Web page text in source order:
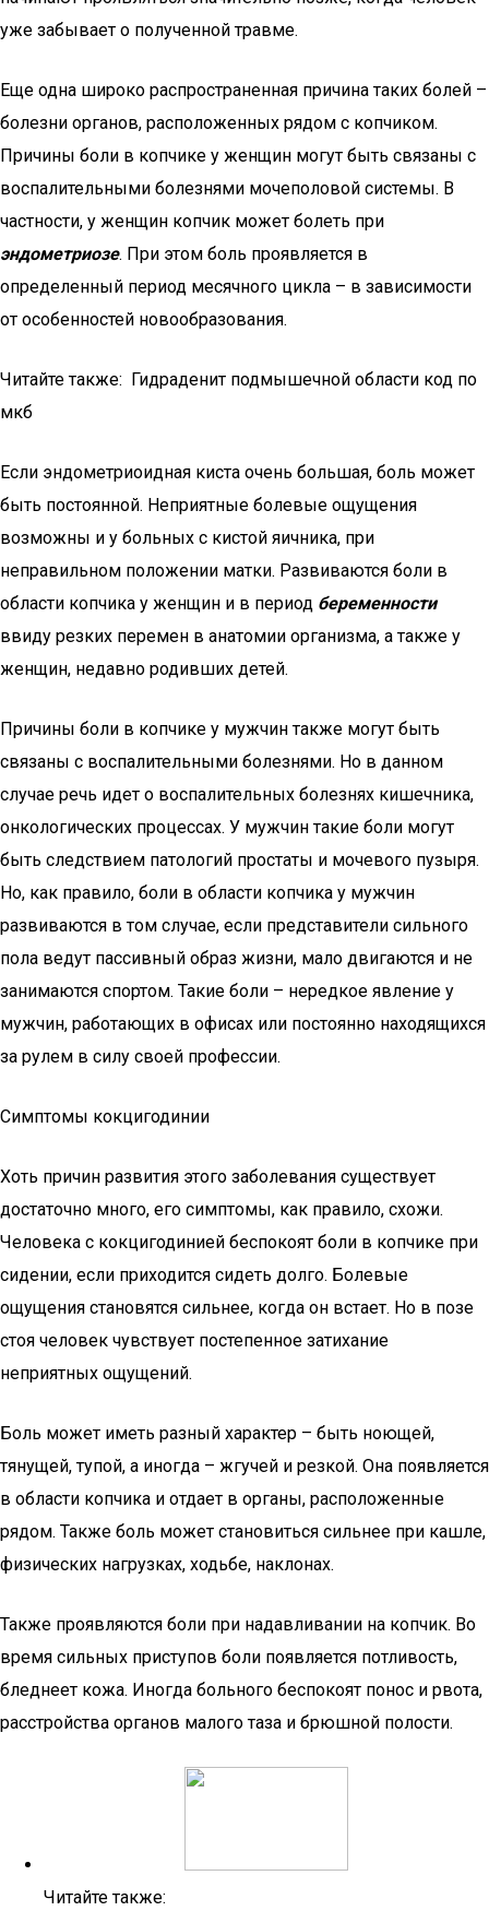
уже забывает о полученной травме.
Еще одна широко распространенная причина таких болей –
болезни органов, расположенных рядом с копчиком.
Причины боли в копчике у женщин могут быть связаны с
воспалительными болезнями мочеполовой системы. В
частности, у женщин копчик может болеть при
эндометриозе. При этом боль проявляется в
определенный период месячного цикла – в зависимости
от особенностей новообразования.
Читайте также: Гидраденит подмышечной области код по
мкб
Если эндометриоидная киста очень большая, боль может
быть постоянной. Неприятные болевые ощущения
возможны и у больных с кистой яичника, при
неправильном положении матки. Развиваются боли в
области копчика у женщин и в период беременности
ввиду резких перемен в анатомии организма, а также у
женщин, недавно родивших детей.
Причины боли в копчике у мужчин также могут быть
связаны с воспалительными болезнями. Но в данном
случае речь идет о воспалительных болезнях кишечника,
онкологических процессах. У мужчин такие боли могут
быть следствием патологий простаты и мочевого пузыря.
Но, как правило, боли в области копчика у мужчин
развиваются в том случае, если представители сильного
пола ведут пассивный образ жизни, мало двигаются и не
занимаются спортом. Такие боли – нередкое явление у
мужчин, работающих в офисах или постоянно находящихся
за рулем в силу своей профессии.
Симптомы кокцигодинии
Хоть причин развития этого заболевания существует
достаточно много, его симптомы, как правило, схожи.
Человека с кокцигодинией беспокоят боли в копчике при
сидении, если приходится сидеть долго. Болевые
ощущения становятся сильнее, когда он встает. Но в позе
стоя человек чувствует постепенное затихание
неприятных ощущений.
Боль может иметь разный характер – быть ноющей,
тянущей, тупой, а иногда – жгучей и резкой. Она появляется
в области копчика и отдает в органы, расположенные
рядом. Также боль может становиться сильнее при кашле,
физических нагрузках, ходьбе, наклонах.
Также проявляются боли при надавливании на копчик. Во
время сильных приступов боли появляется потливость,
бледнеет кожа. Иногда больного беспокоят понос и рвота,
расстройства органов малого таза и брюшной полости.
Читайте также: